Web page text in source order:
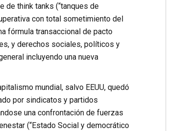
de think tanks (“tanques de
con total sometimiento del
fórmula transaccional de pacto
y derechos sociales, políticos y
incluyendo una nueva
mundial, salvo EEUU, quedó
por sindicatos y partidos
una confrontación de fuerzas
(“Estado Social y democrático